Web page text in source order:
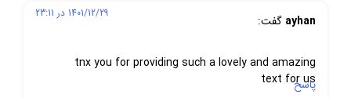
ayhan گفت: 1401/12/29 در 23:11
tnx you for providing such a lovely and amazing
text for us
پاسخ